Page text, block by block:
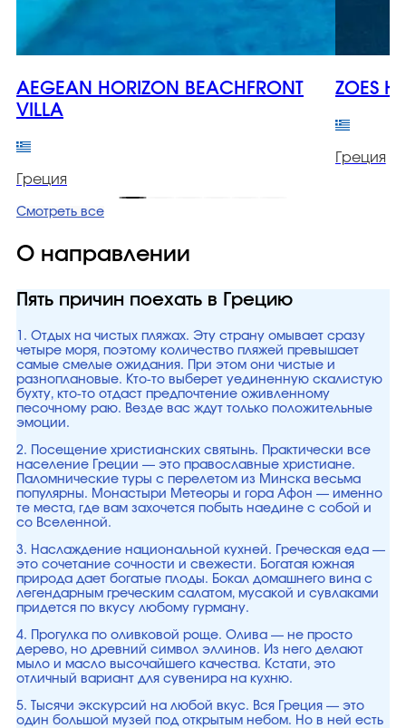
AEGEAN HORIZON BEACHFRONT
VILLA
Греция
ZOES
Греция
Смотреть все
О направлении
Пять причин поехать в Грецию
1. Отдых на чистых пляжах. Эту страну омывает сразу
четыре моря, поэтому количество пляжей превышает
самые смелые ожидания. При этом они чистые и
разноплановые. Кто-то выберет уединенную скалистую
бухту, кто-то отдаст предпочтение оживленному
песочному раю. Везде вас ждут только положительные
эмоции.
2. Посещение христианских святынь. Практически все
население Греции — это православные христиане.
Паломнические туры с перелетом из Минска весьма
популярны. Монастыри Метеоры и гора Афон — именно
те места, где вам захочется побыть наедине с собой и
со Вселенной.
3. Наслаждение национальной кухней. Греческая еда —
это сочетание сочности и свежести. Богатая южная
природа дает богатые плоды. Бокал домашнего вина с
легендарным греческим салатом, мусакой и сувлаками
придется по вкусу любому гурману.
4. Прогулка по оливковой роще. Олива — не просто
дерево, но древний символ эллинов. Из него делают
мыло и масло высочайшего качества. Кстати, это
отличный вариант для сувенира на кухню.
5. Тысячи экскурсий на любой вкус. Вся Греция — это
один большой музей под открытым небом. Но в ней есть